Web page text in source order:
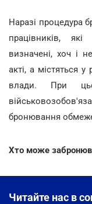
Наразі процедура
працівників,
визначені, хоч і
акті, а містяться у
влади. При
бронювання
Хто може
Читайте нас в